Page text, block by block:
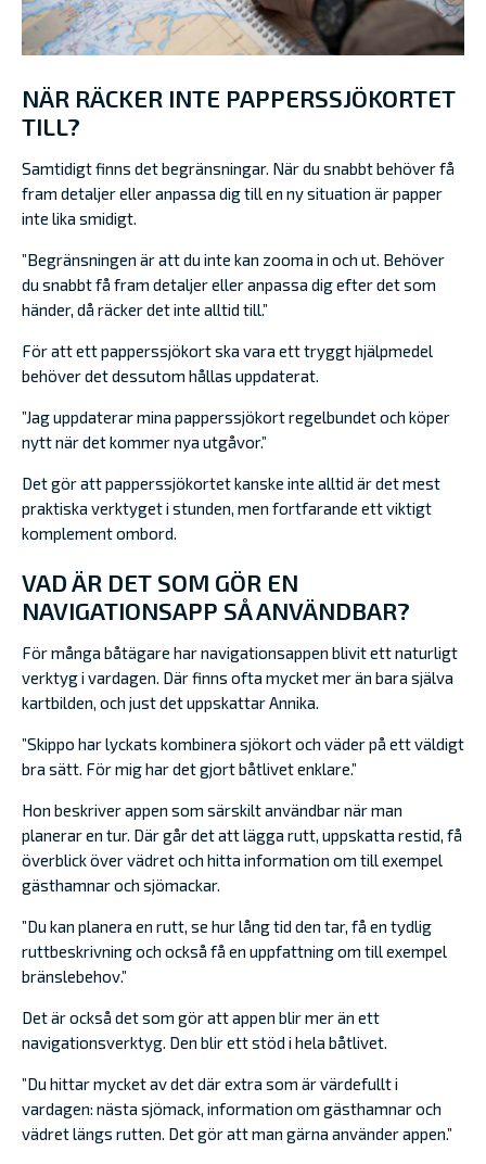
NÄR RÄCKER INTE PAPPERSSJÖKORTET
TILL?
Samtidigt finns det begränsningar. När du snabbt behöver få
fram detaljer eller anpassa dig till en ny situation är papper
inte lika smidigt.
”Begränsningen är att du inte kan zooma in och ut. Behöver
du snabbt få fram detaljer eller anpassa dig efter det som
händer, då räcker det inte alltid till.”
För att ett papperssjökort ska vara ett tryggt hjälpmedel
behöver det dessutom hållas uppdaterat.
”Jag uppdaterar mina papperssjökort regelbundet och köper
nytt när det kommer nya utgåvor.”
Det gör att papperssjökortet kanske inte alltid är det mest
praktiska verktyget i stunden, men fortfarande ett viktigt
komplement ombord.
VAD ÄR DET SOM GÖR EN
NAVIGATIONSAPP SÅ ANVÄNDBAR?
För många båtägare har navigationsappen blivit ett naturligt
verktyg i vardagen. Där finns ofta mycket mer än bara själva
kartbilden, och just det uppskattar Annika.
”Skippo har lyckats kombinera sjökort och väder på ett väldigt
bra sätt. För mig har det gjort båtlivet enklare.”
Hon beskriver appen som särskilt användbar när man
planerar en tur. Där går det att lägga rutt, uppskatta restid, få
överblick över vädret och hitta information om till exempel
gästhamnar och sjömackar.
”Du kan planera en rutt, se hur lång tid den tar, få en tydlig
ruttbeskrivning och också få en uppfattning om till exempel
bränslebehov.”
Det är också det som gör att appen blir mer än ett
navigationsverktyg. Den blir ett stöd i hela båtlivet.
”Du hittar mycket av det där extra som är värdefullt i
vardagen: nästa sjömack, information om gästhamnar och
vädret längs rutten. Det gör att man gärna använder appen.”